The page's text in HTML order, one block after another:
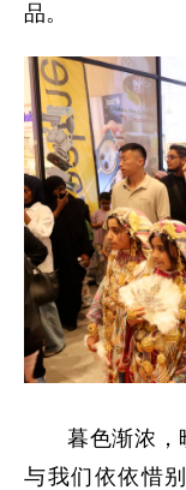
品。
暮色渐浓，
与我们依依惜